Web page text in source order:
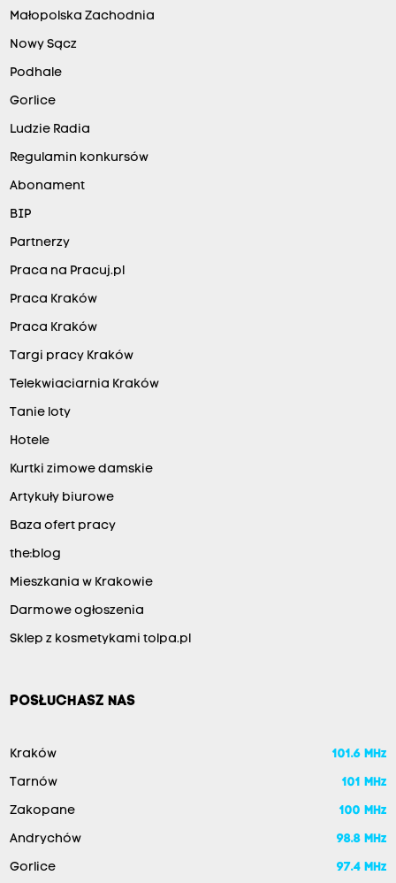
Małopolska Zachodnia
Nowy Sącz
Podhale
Gorlice
Ludzie Radia
Regulamin konkursów
Abonament
BIP
Partnerzy
Praca na Pracuj.pl
Praca Kraków
Praca Kraków
Targi pracy Kraków
Telekwiaciarnia Kraków
Tanie loty
Hotele
Kurtki zimowe damskie
Artykuły biurowe
Baza ofert pracy
the:blog
Mieszkania w Krakowie
Darmowe ogłoszenia
Sklep z kosmetykami tolpa.pl
POSŁUCHASZ NAS
Kraków 101.6 MHz
Tarnów 101 MHz
Zakopane 100 MHz
Andrychów 98.8 MHz
Gorlice 97.4 MHz